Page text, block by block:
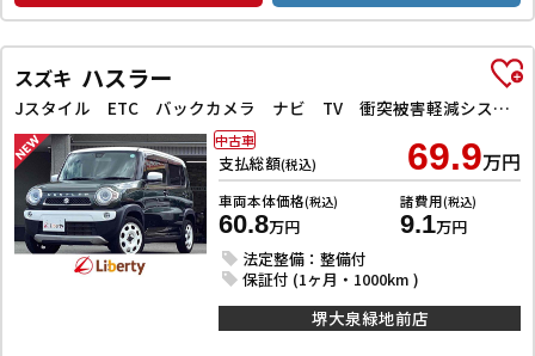
スズキ ハスラー
Jスタイル ETC バックカメラ ナビ TV 衝突被害軽減システム オートライト スマートキー アイドリングストップ 電動格納ミラー シートヒーター ベンチシート CVT ESC CD DVD再生
支払総額(税込) 69.9万円
車両本体価格(税込)
60.8万円
諸費用(税込)
9.1万円
法定整備：整備付
保証付 (1ヶ月・1000km )
中古車
堺大泉緑地前店